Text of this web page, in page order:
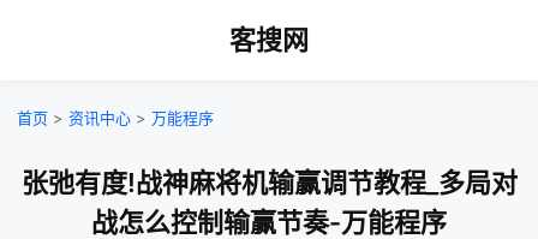
客搜网
首页 > 资讯中心 > 万能程序
张弛有度!战神麻将机输赢调节教程_多局对
战怎么控制输赢节奏-万能程序